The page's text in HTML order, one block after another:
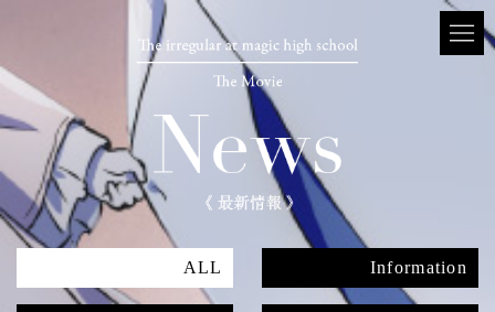
ALL Information